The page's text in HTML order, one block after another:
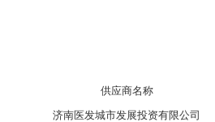
供应商名称
济南医发城市发展投资有限公司